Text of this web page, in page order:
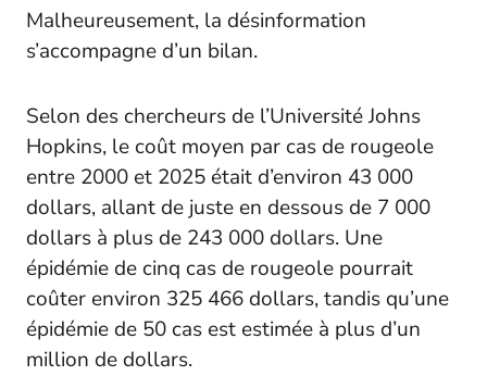
Malheureusement, la désinformation
s’accompagne d’un bilan.
Selon des chercheurs de l’Université Johns
Hopkins, le coût moyen par cas de rougeole
entre 2000 et 2025 était d’environ 43 000
dollars, allant de juste en dessous de 7 000
dollars à plus de 243 000 dollars. Une
épidémie de cinq cas de rougeole pourrait
coûter environ 325 466 dollars, tandis qu’une
épidémie de 50 cas est estimée à plus d’un
million de dollars.